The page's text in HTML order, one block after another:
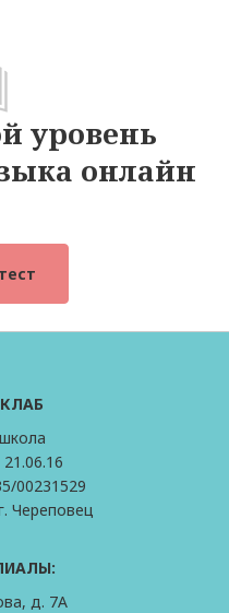
уровень
онлайн
00231529
Череповец
д. 7А